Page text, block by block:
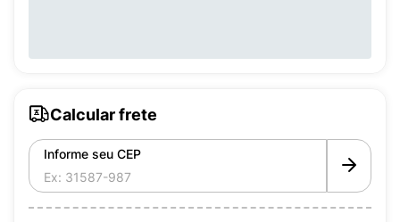
Calcular frete
Informe seu CEP